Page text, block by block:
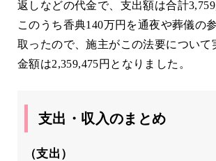
返しなどの代金で、支出額は合計
このうち香典140万円を通夜や葬儀の
取ったので、施主がこの法要について
金額は2,359,475円となりました。
支出・収入のまとめ
（支出）